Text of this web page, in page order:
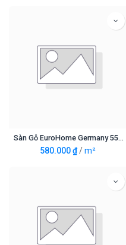
Sàn Gỗ EuroHome Germany 5542-12mm
580.000₫ /m²